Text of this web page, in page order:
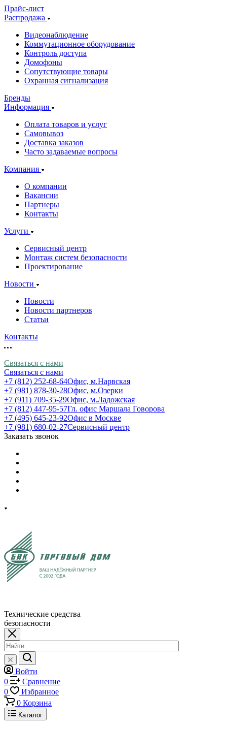
Прайс-лист
Распродажа
Видеонаблюдение
Коммутационное оборудование
Контроль доступа
Домофоны
Сопутствующие товары
Охранная сигнализация
Бренды
Информация
Оплата товаров и услуг
Самовывоз
Доставка заказов
Часто задаваемые вопросы
Компания
О компании
Вакансии
Партнеры
Контакты
Услуги
Сервисный центр
Монтаж систем безопасности
Проектирование
Новости
Новости
Новости партнеров
Статьи
Контакты
Связаться с нами
Связаться с нами
+7 (812) 252-68-64Офис, м.Нарвская
+7 (981) 878-30-28Офис, м.Озерки
+7 (911) 709-35-29Офис, м.Ладожская
+7 (812) 447-95-57Гл. офис Маршала Говорова
+7 (495) 645-23-92Офис в Москве
+7 (981) 680-02-27Сервисный центр
Заказать звонок
Технические средства
безопасности
Войти
0
Сравнение
0
Избранное
0 Корзина
Каталог